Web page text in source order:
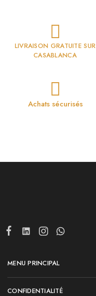
LIVRAISON GRATUITE SUR
CASABLANCA
Achats sécurisés
MENU PRINCIPAL
CONFIDENTIALITÉ